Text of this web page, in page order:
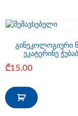
გინეკოლოგიური
ეკატერინე
₾15.00